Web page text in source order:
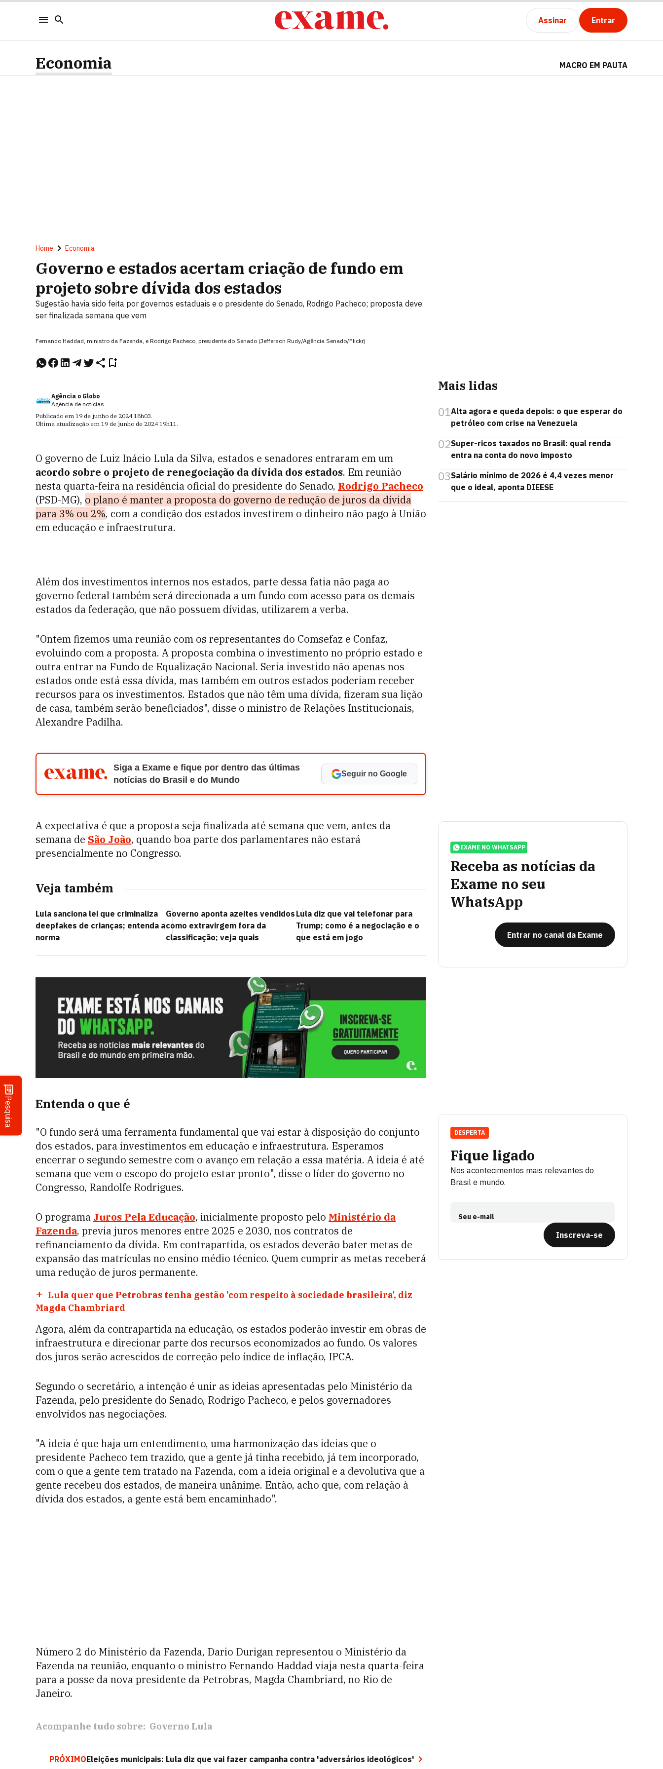
Assinar Entrar
Pesquisa
Economia MACRO EM PAUTA
Home Economia
Governo e estados acertam criação de fundo em
projeto sobre dívida dos estados
Sugestão havia sido feita por governos estaduais e o presidente do Senado, Rodrigo Pacheco; proposta deve
ser finalizada semana que vem
Fernando Haddad, ministro da Fazenda, e Rodrigo Pacheco, presidente do Senado (Jefferson Rudy/Agência Senado/Flickr)
Agência o Globo
Agência de notícias
Publicado em 19 de junho de 2024 18h03.
Última atualização em 19 de junho de 2024 19h11.
O governo de Luiz Inácio Lula da Silva, estados e senadores entraram em um
acordo sobre o projeto de renegociação da dívida dos estados. Em reunião
nesta quarta-feira na residência oficial do presidente do Senado, Rodrigo Pacheco
(PSD-MG), o plano é manter a proposta do governo de redução de juros da dívida
para 3% ou 2%, com a condição dos estados investirem o dinheiro não pago à União
em educação e infraestrutura.
Além dos investimentos internos nos estados, parte dessa fatia não paga ao
governo federal também será direcionada a um fundo com acesso para os demais
estados da federação, que não possuem dívidas, utilizarem a verba.
"Ontem fizemos uma reunião com os representantes do Comsefaz e Confaz,
evoluindo com a proposta. A proposta combina o investimento no próprio estado e
outra entrar na Fundo de Equalização Nacional. Seria investido não apenas nos
estados onde está essa dívida, mas também em outros estados poderiam receber
recursos para os investimentos. Estados que não têm uma dívida, fizeram sua lição
de casa, também serão beneficiados", disse o ministro de Relações Institucionais,
Alexandre Padilha.
Siga a Exame e fique por dentro das últimas
notícias do Brasil e do Mundo
Seguir no Google
A expectativa é que a proposta seja finalizada até semana que vem, antes da
semana de São João, quando boa parte dos parlamentares não estará
presencialmente no Congresso.
Veja também
Lula sanciona lei que criminaliza
deepfakes de crianças; entenda a
norma
Governo aponta azeites vendidos
como extravirgem fora da
classificação; veja quais
Lula diz que vai telefonar para
Trump; como é a negociação e o
que está em jogo
Entenda o que é
"O fundo será uma ferramenta fundamental que vai estar à disposição do conjunto
dos estados, para investimentos em educação e infraestrutura. Esperamos
encerrar o segundo semestre com o avanço em relação a essa matéria. A ideia é até
semana que vem o escopo do projeto estar pronto", disse o líder do governo no
Congresso, Randolfe Rodrigues.
O programa Juros Pela Educação, inicialmente proposto pelo Ministério da
Fazenda, previa juros menores entre 2025 e 2030, nos contratos de
refinanciamento da dívida. Em contrapartida, os estados deverão bater metas de
expansão das matrículas no ensino médio técnico. Quem cumprir as metas receberá
uma redução de juros permanente.
Lula quer que Petrobras tenha gestão 'com respeito à sociedade brasileira', diz
Magda Chambriard
Agora, além da contrapartida na educação, os estados poderão investir em obras de
infraestrutura e direcionar parte dos recursos economizados ao fundo. Os valores
dos juros serão acrescidos de correção pelo índice de inflação, IPCA.
Segundo o secretário, a intenção é unir as ideias apresentadas pelo Ministério da
Fazenda, pelo presidente do Senado, Rodrigo Pacheco, e pelos governadores
envolvidos nas negociações.
"A ideia é que haja um entendimento, uma harmonização das ideias que o
presidente Pacheco tem trazido, que a gente já tinha recebido, já tem incorporado,
com o que a gente tem tratado na Fazenda, com a ideia original e a devolutiva que a
gente recebeu dos estados, de maneira unânime. Então, acho que, com relação à
dívida dos estados, a gente está bem encaminhado".
Número 2 do Ministério da Fazenda, Dario Durigan representou o Ministério da
Fazenda na reunião, enquanto o ministro Fernando Haddad viaja nesta quarta-feira
para a posse da nova presidente da Petrobras, Magda Chambriard, no Rio de
Janeiro.
Acompanhe tudo sobre: Governo Lula
PRÓXIMOEleições municipais: Lula diz que vai fazer campanha contra 'adversários ideológicos'
Mais lidas
01Alta agora e queda depois: o que esperar do
petróleo com crise na Venezuela
02Super-ricos taxados no Brasil: qual renda
entra na conta do novo imposto
03Salário mínimo de 2026 é 4,4 vezes menor
que o ideal, aponta DIEESE
EXAME NO WHATSAPP
Receba as notícias da
Exame no seu
WhatsApp
Entrar no canal da Exame
Fique ligado
Nos acontecimentos mais relevantes do
Brasil e mundo.
Seu e-mail
Inscreva-se
DESPERTA